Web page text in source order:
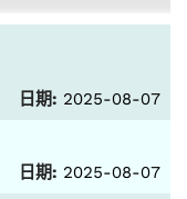
日期: 2025-08-07
日期: 2025-08-07